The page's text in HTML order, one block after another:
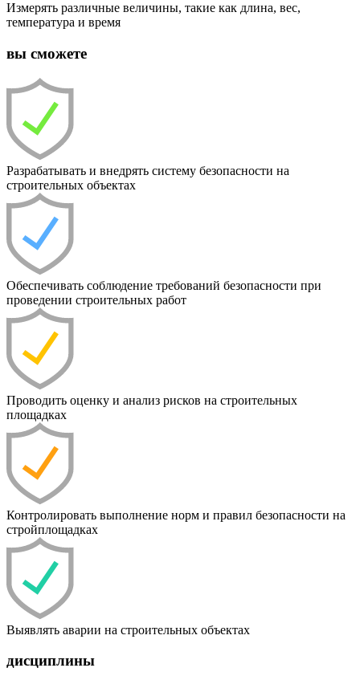
Измерять различные величины, такие как длина, вес,
температура и время
вы сможете
Разрабатывать и внедрять систему безопасности на
строительных объектах
Обеспечивать соблюдение требований безопасности при
проведении строительных работ
Проводить оценку и анализ рисков на строительных
площадках
Контролировать выполнение норм и правил безопасности на
стройплощадках
Выявлять аварии на строительных объектах
дисциплины